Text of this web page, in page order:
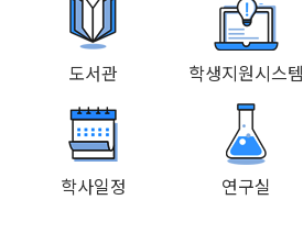
도서관 학생지원시스템
학사일정 연구실